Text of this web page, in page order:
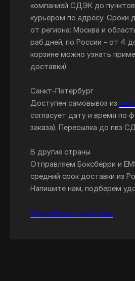
компанией СДЭК до
курьером по адресу. Сроки
от региона: Москва и
раб.дней, по России - от 4
корзине можно узнать
доставки)
Санкт-Петербург
Доступен самовывоз из
согласует дату и время по
заказа). Пересылка до пвз
В другие страны
Отправляем Боксберри и
средний срок доставки из
Напишите нам, подберем
Подробнее о доставке